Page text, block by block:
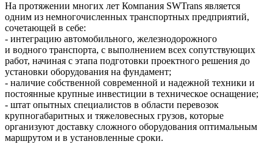
На протяжении многих лет Компания SWTrans является
одним из немногочисленных транспортных предприятий,
сочетающей в себе:
- интеграцию автомобильного, железнодорожного
и водного транспорта, с выполнением всех сопутствующих
работ, начиная с этапа подготовки проектного решения до
установки оборудования на фундамент;
- наличие собственной современной и надежной техники и
постоянные крупные инвестиции в техническое оснащение;
- штат опытных специалистов в области перевозок
крупногабаритных и тяжеловесных грузов, которые
организуют доставку сложного оборудования оптимальным
маршрутом и в установленные сроки.